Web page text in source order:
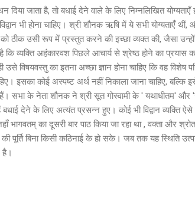
दिया जाता है, तो बधाई देने वाले के लिए निम्नलिखित
भी होना चाहिए। श्री शौनक ऋषि में ये सभी योग्यताएँ
ठीक उसी रूप में प्रस्तुत करने की इच्छा व्यक्त की, जैसा
व्यक्ति अहंकारवश पिछले आचार्य से श्रेष्ठ होने का प्रयास
उसे विषयवस्तु का इतना अच्छा ज्ञान होना चाहिए कि वह
इसका कोई अस्पष्ट अर्थ नहीं निकाला जाना चाहिए,
हैं। सभा के नेता शौनक ने श्री सूत गोस्वामी के ' यथाधीतम'
देने के लिए अत्यंत प्रसन्न हुए। कोई भी विद्वान व्यक्ति ऐसे
भागवतम् का दूसरी बार पाठ किया जा रहा था , वक्ता और
की पूर्ति बिना किसी कठिनाई के हो सके। जब तक यह स्थिति
है।